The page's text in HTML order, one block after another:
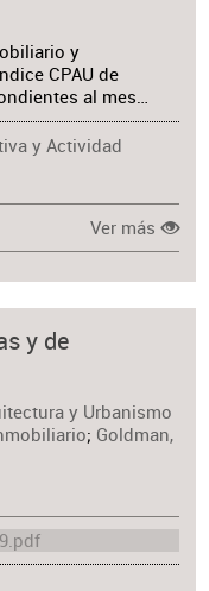
y
CPAU de
al mes…
y Actividad
Ver más
y de
y Urbanismo
; Goldman,